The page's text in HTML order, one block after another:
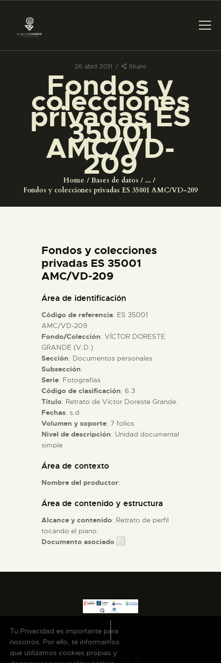
26 abril 2011 Share
Fondos y
colecciones
privadas ES
35001
AMC/VD-
209
Home Bases de datos
...
Fondos y colecciones privadas ES 35001 AMC/VD-209
PREPARAR LA VISITA
ACTIVIDADES
█
EL MUSEO
ESPAÑOL
ACTIVIDADES
█
EL MUSEO
COLECCIONES
DIDÁCTICA
ESPAÑOL
Fondos y colecciones
privadas ES 35001
AMC/VD-209
Área de identificación
Código de referencia: ES 35001
AMC/VD-209
Fondo/Colección: VÍCTOR DORESTE
GRANDE (V.D.)
Sección: Documentos personales
Subsección:
Serie: Fotografías
Código de clasificación: 6.3
Título: Retrato de Víctor Doreste Grande.
Fechas: s.d.
Volumen y soporte: 7 folios
Nivel de descripción: Unidad documental
simple
Área de contexto
Nombre del productor:
Área de contenido y estructura
Alcance y contenido: Retrato de perfil
tocando el piano.
Documento asociado
Tu Privacidad es importante para
nosotros. Por ello, te informamos
que utilizamos cookies propias y